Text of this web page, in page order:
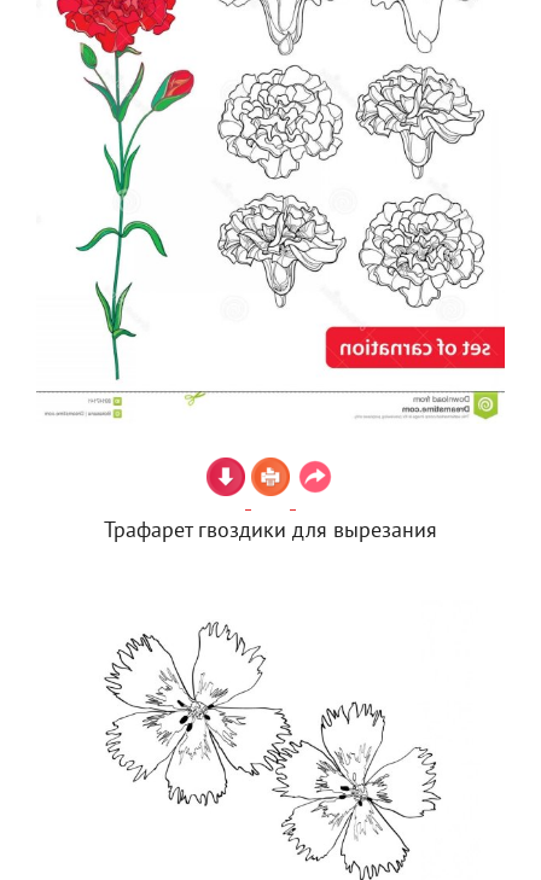
Трафарет гвоздики для вырезания